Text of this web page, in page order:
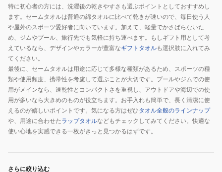
特に初心者の方には、洗濯後の乾きやすさも選ぶポイントとしておすすめし
ます。セームタオルは普通の綿タオルに比べて乾きが速いので、毎日使う人
や屋外のスポーツ愛好者に向いています。加えて、軽量でかさばらないた
め、ジムやプール、旅行先でも気軽に持ち運べます。もしギフト用として考
えているなら、デザインやカラーが豊富なギフトタオルも選択肢に入れてみ
てください。
最後に、セームタオルは用途に応じて多様な種類があるため、スポーツの種
類や使用頻度、携帯性を考慮して選ぶことが大切です。プールやジムでの使
用がメインなら、速乾性とコンパクトさを重視し、アウトドアや海辺での使
用が多いなら大きめのものが役立ちます。お手入れも簡単で、長く清潔に使
えるのが嬉しいポイントです。気になる方はぜひタオル全般のラインナップ
や、用途に合わせたラップタオルなどもチェックしてみてください。快適な
使い心地を実感できる一枚がきっと見つかるはずです。
さらに絞り込む